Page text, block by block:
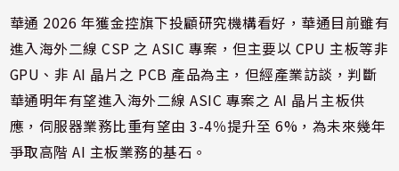
華通 2026 年獲金控旗下投顧研究機構看好，華通目前雖有
進入海外二線 CSP 之 ASIC 專案，但主要以 CPU 主板等非
GPU、非 AI 晶片之 PCB 產品為主，但經產業訪談，判斷
華通明年有望進入海外二線 ASIC 專案之 AI 晶片主板供
應，伺服器業務比重有望由 3-4％提升至 6%，為未來幾年
爭取高階 AI 主板業務的基石。